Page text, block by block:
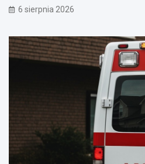
6 sierpnia 2026